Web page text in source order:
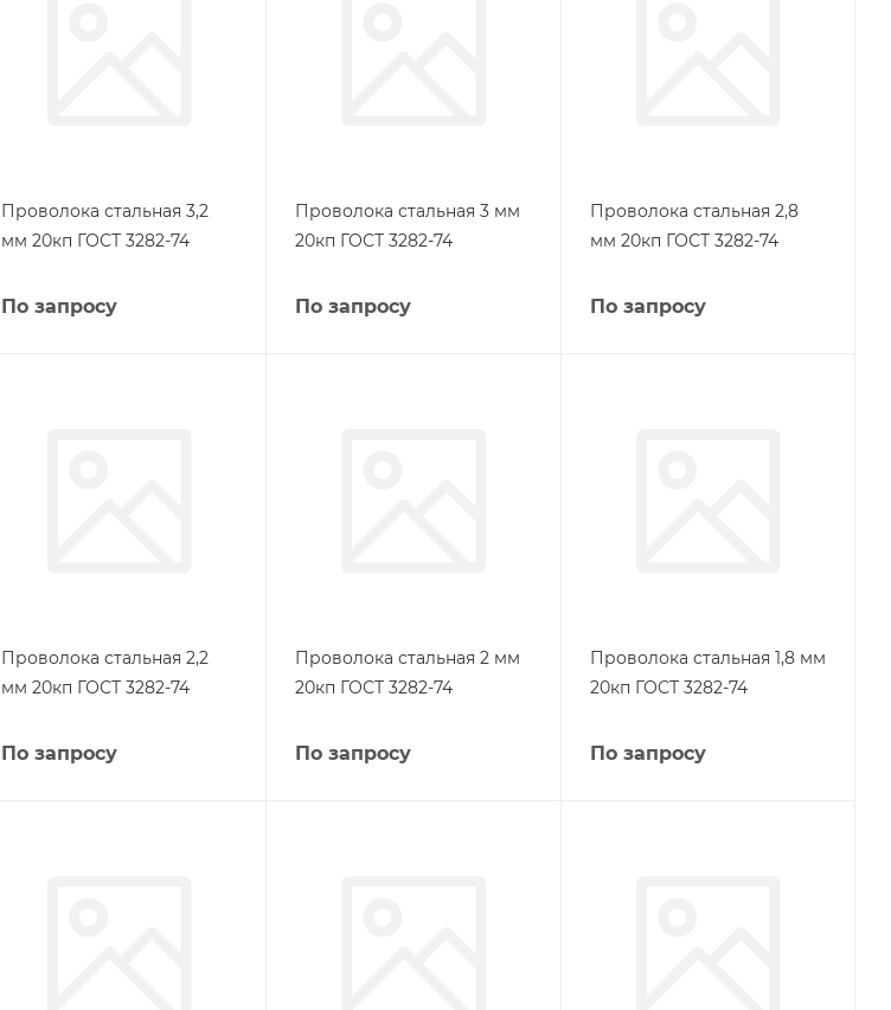
Проволока стальная 3,2
мм 20кп ГОСТ 3282-74
По запросу
Проволока стальная 3 мм
20кп ГОСТ 3282-74
По запросу
Проволока стальная 2,8
мм 20кп ГОСТ 3282-74
По запросу
Проволока стальная 2,2
мм 20кп ГОСТ 3282-74
По запросу
Проволока стальная 2 мм
20кп ГОСТ 3282-74
По запросу
Проволока стальная 1,8 мм
20кп ГОСТ 3282-74
По запросу